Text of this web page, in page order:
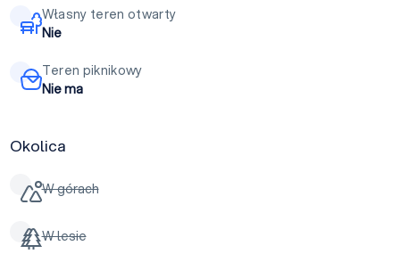
Własny teren otwarty
Nie
Teren piknikowy
Nie ma
Okolica
W górach
W lesie